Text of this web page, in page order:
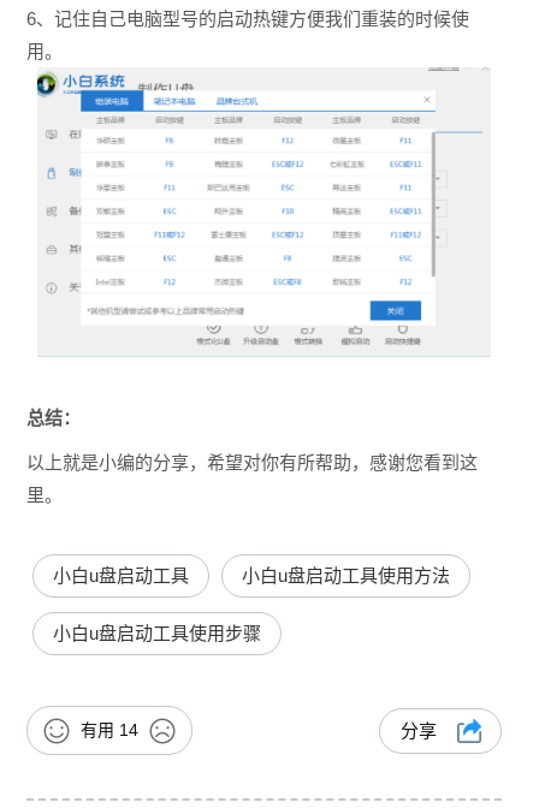
6、记住自己电脑型号的启动热键方便我们重装的时候使
用。
总结：
以上就是小编的分享，希望对你有所帮助，感谢您看到这
里。
小白u盘启动工具 小白u盘启动工具使用方法
小白u盘启动工具使用步骤
有用 14 分享